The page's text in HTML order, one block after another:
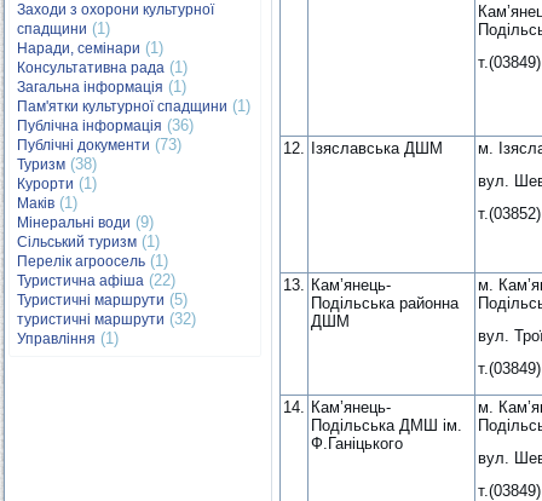
Заходи з охорони культурної
спадщини (1)
Наради, семінари (1)
Консультативна рада (1)
Загальна інформація (1)
Пам'ятки культурної спадщини (1)
Публічна інформація (36)
Публічні документи (73)
Туризм (38)
Курорти (1)
Маків (1)
Мінеральні води (9)
Сільський туризм (1)
Перелік агроосель (1)
Туристична афіша (22)
Туристичні маршрути (5)
туристичні маршрути (32)
Управління (1)
12. Ізяславська ДШМ
м.
вул.
13. Кам’янець-
Подільська районна
ДШМ
м.
вул.
14. Кам’янець-
Подільська ДМШ ім.
Ф.Ганіцького
м.
вул.